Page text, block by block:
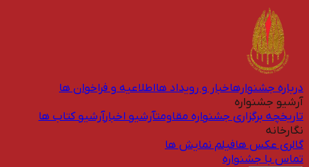
درباره جشنوارهاخبار و رویداد هااطلاعیه و فراخوان ها
آرشیو جشنواره
تاریخچه برگزاری جشنواره مقاومتآرشیو اخبارآرشیو کتاب ها
نگارخانه
گالری عکس هافیلم نمایش ها
تماس با جشنواره